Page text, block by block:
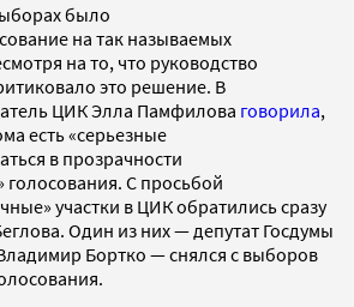
было
на так называемых
на то, что руководство
это решение. В
ЦИК Элла Памфилова говорила,
есть «серьезные
в прозрачности
голосования. С просьбой
участки в ЦИК обратились сразу
Один из них — депутат Госдумы
Бортко — снялся с выборов